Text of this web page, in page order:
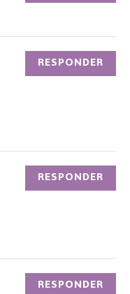
RESPONDER
RESPONDER
RESPONDER